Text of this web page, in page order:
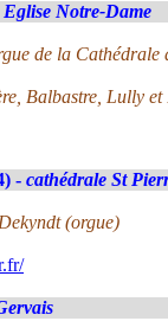
Eglise Notre-Dame
de la Cathédrale
Balbastre, Lully et
- cathédrale St
(orgue)